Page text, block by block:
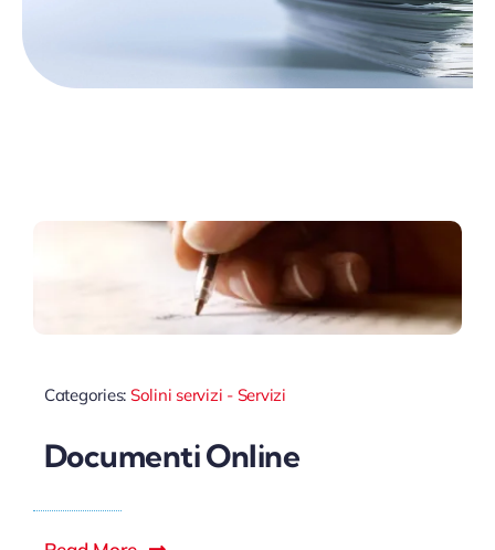
Categories: Solini servizi - Servizi
Documenti Online